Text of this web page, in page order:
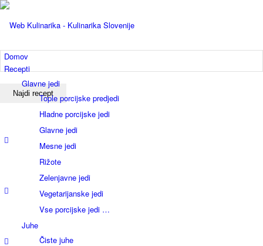
Domov
Recepti
Glavne jedi
Tople porcijske predjedi
Hladne porcijske jedi
Glavne jedi
Mesne jedi
Rižote
Zelenjavne jedi
Vegetarijanske jedi
Vse porcijske jedi …
Juhe
Čiste juhe